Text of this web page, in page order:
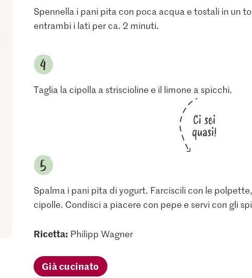
Spennella i pani pita con poca acqua e tostali in un
entrambi i lati per ca. 2 minuti.
Taglia la cipolla a striscioline e il limone a spicchi.
Ci sei
quasi!
Spalma i pani pita di yogurt. Farciscili con le
cipolle. Condisci a piacere con pepe e servi con gli
Ricetta: Philipp Wagner
Già cucinato